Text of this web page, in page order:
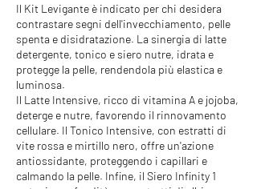
Il Kit Levigante è indicato per chi desidera
contrastare segni dell'invecchiamento, pelle
spenta e disidratazione. La sinergia di latte
detergente, tonico e siero nutre, idrata e
protegge la pelle, rendendola più elastica e
luminosa.
Il Latte Intensive, ricco di vitamina A e jojoba,
deterge e nutre, favorendo il rinnovamento
cellulare. Il Tonico Intensive, con estratti di
vite rossa e mirtillo nero, offre un'azione
antiossidante, proteggendo i capillari e
calmando la pelle. Infine, il Siero Infinity 1